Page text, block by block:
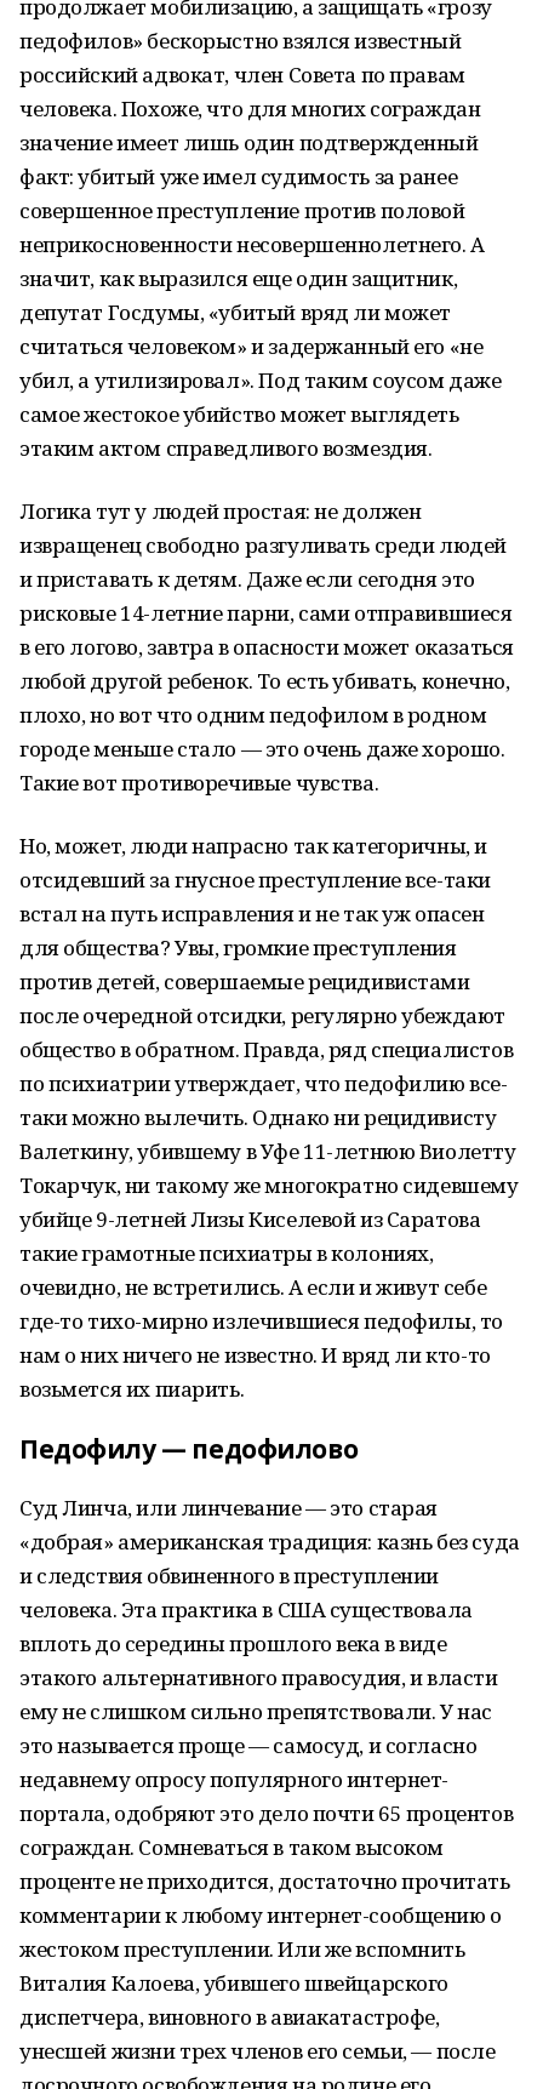
продолжает мобилизацию, а защищать «грозу
педофилов» бескорыстно взялся известный
российский адвокат, член Совета по правам
человека. Похоже, что для многих сограждан
значение имеет лишь один подтвержденный
факт: убитый уже имел судимость за ранее
совершенное преступление против половой
неприкосновенности несовершеннолетнего. А
значит, как выразился еще один защитник,
депутат Госдумы, «убитый вряд ли может
считаться человеком» и задержанный его «не
убил, а утилизировал». Под таким соусом даже
самое жестокое убийство может выглядеть
этаким актом справедливого возмездия.
Логика тут у людей простая: не должен
извращенец свободно разгуливать среди людей
и приставать к детям. Даже если сегодня это
рисковые 14-летние парни, сами отправившиеся
в его логово, завтра в опасности может оказаться
любой другой ребенок. То есть убивать, конечно,
плохо, но вот что одним педофилом в родном
городе меньше стало — это очень даже хорошо.
Такие вот противоречивые чувства.
Но, может, люди напрасно так категоричны, и
отсидевший за гнусное преступление все-таки
встал на путь исправления и не так уж опасен
для общества? Увы, громкие преступления
против детей, совершаемые рецидивистами
после очередной отсидки, регулярно убеждают
общество в обратном. Правда, ряд специалистов
по психиатрии утверждает, что педофилию все-
таки можно вылечить. Однако ни рецидивисту
Валеткину, убившему в Уфе 11-летнюю Виолетту
Токарчук, ни такому же многократно сидевшему
убийце 9-летней Лизы Киселевой из Саратова
такие грамотные психиатры в колониях,
очевидно, не встретились. А если и живут себе
где-то тихо-мирно излечившиеся педофилы, то
нам о них ничего не известно. И вряд ли кто-то
возьмется их пиарить.
Педофилу — педофилово
Суд Линча, или линчевание — это старая
«добрая» американская традиция: казнь без суда
и следствия обвиненного в преступлении
человека. Эта практика в США существовала
вплоть до середины прошлого века в виде
этакого альтернативного правосудия, и власти
ему не слишком сильно препятствовали. У нас
это называется проще — самосуд, и согласно
недавнему опросу популярного интернет-
портала, одобряют это дело почти 65 процентов
сограждан. Сомневаться в таком высоком
проценте не приходится, достаточно прочитать
комментарии к любому интернет-сообщению о
жестоком преступлении. Или же вспомнить
Виталия Калоева, убившего швейцарского
диспетчера, виновного в авиакатастрофе,
унесшей жизни трех членов его семьи, — после